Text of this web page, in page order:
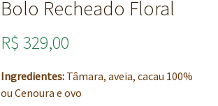
Bolo Recheado Floral
R$ 329,00
Ingredientes: Tâmara, aveia, cacau 100%
ou Cenoura e ovo